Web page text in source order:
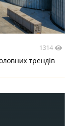
1314
трендів